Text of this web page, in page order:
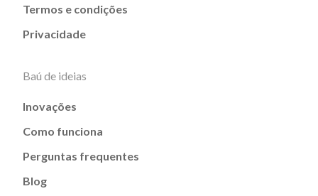
Termos e condições
Privacidade
Baú de ideias
Inovações
Como funciona
Perguntas frequentes
Blog